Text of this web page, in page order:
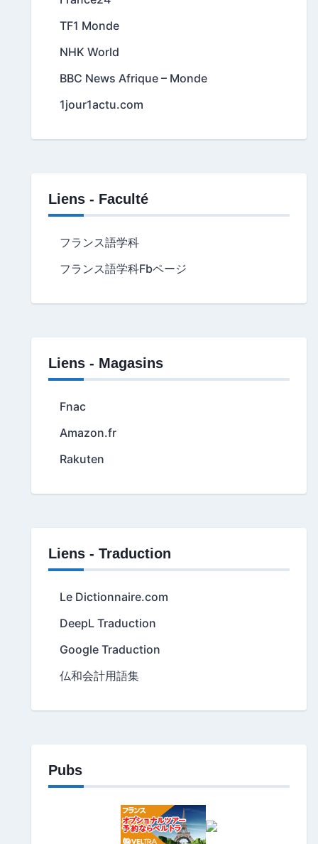
TF1 Monde
NHK World
BBC News Afrique – Monde
1jour1actu.com
Liens - Faculté
フランス語学科
フランス語学科Fbページ
Liens - Magasins
Fnac
Amazon.fr
Rakuten
Liens - Traduction
Le Dictionnaire.com
DeepL Traduction
Google Traduction
仏和会計用語集
Pubs